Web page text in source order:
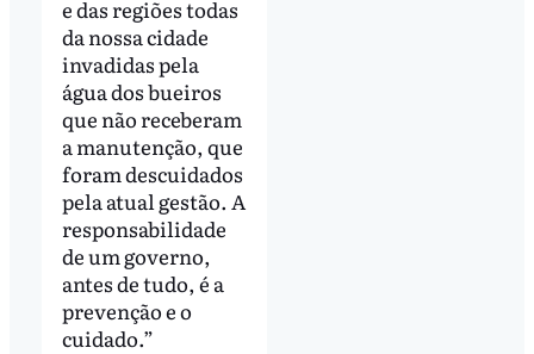
e das regiões todas
da nossa cidade
invadidas pela
água dos bueiros
que não receberam
a manutenção, que
foram descuidados
pela atual gestão. A
responsabilidade
de um governo,
antes de tudo, é a
prevenção e o
cuidado.”